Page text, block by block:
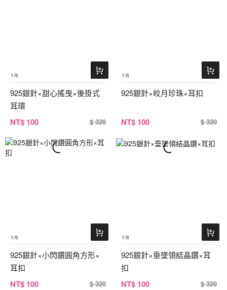
1/6
925銀針×甜心搖曳×後掛式
耳環
NT$ 100 $ 320
1/6
925銀針×皎月珍珠×耳扣
NT$ 100 $ 320
1/6
925銀針×小閃鑽圓角方形×
耳扣
NT$ 100 $ 320
1/6
925銀針×垂墜領結晶鑽×耳
扣
NT$ 100 $ 320